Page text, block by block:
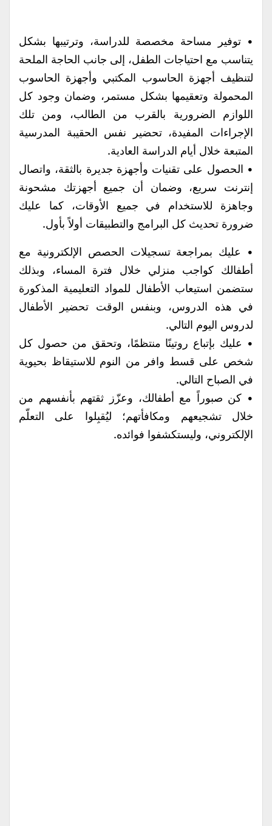
• توفير مساحة مخصصة للدراسة، وترتيبها بشكل
يتناسب مع احتياجات الطفل، إلى جانب الحاجة الملحة
لتنظيف أجهزة الحاسوب المكتبي وأجهزة الحاسوب
المحمولة وتعقيمها بشكل مستمر، وضمان وجود كل
اللوازم الضرورية بالقرب من الطالب، ومن تلك
الإجراءات المفيدة، تحضير نفس الحقيبة المدرسية
المتبعة خلال أيام الدراسة العادية.
• الحصول على تقنيات وأجهزة جديرة بالثقة، واتصال
إنترنت سريع، وضمان أن جميع أجهزتك مشحونة
وجاهزة للاستخدام في جميع الأوقات، كما عليك
ضرورة تحديث كل البرامج والتطبيقات أولاً بأول.
• عليك بمراجعة تسجيلات الحصص الإلكترونية مع
أطفالك كواجب منزلي خلال فترة المساء، وبذلك
ستضمن استيعاب الأطفال للمواد التعليمية المذكورة
في هذه الدروس، وبنفس الوقت تحضير الأطفال
لدروس اليوم التالي.
• عليك بإتباع روتينًا منتظمًا، وتحقق من حصول كل
شخص على قسط وافر من النوم للاستيقاظ بحيوية
في الصباح التالي.
• كن صبوراً مع أطفالك، وعزّز ثقتهم بأنفسهم من
خلال تشجيعهم ومكافأتهم؛ ليُقبِلوا على التعلّم
الإلكتروني، وليستكشفوا فوائده.